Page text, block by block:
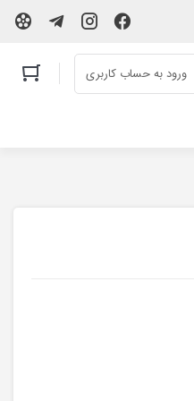
ورود به حساب کاربری